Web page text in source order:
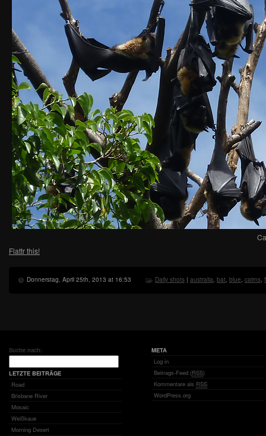
Flattr this!
Donnerstag, April 25th, 2013 at 16:53 Daily shots | australia, bat, blue, cairns,
Suche nach:
LETZTE BEITRÄGE
Road
Brisbane River
Mosaic
Weißkaue
Morning Desert
META
Log in
Beitrags-Feed (RSS)
Kommentare als RSS
WordPress.org